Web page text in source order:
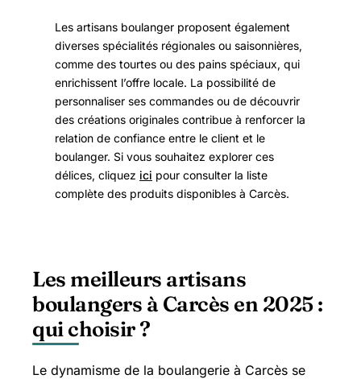
Les artisans boulanger proposent également
diverses spécialités régionales ou saisonnières,
comme des tourtes ou des pains spéciaux, qui
enrichissent l’offre locale. La possibilité de
personnaliser ses commandes ou de découvrir
des créations originales contribue à renforcer la
relation de confiance entre le client et le
boulanger. Si vous souhaitez explorer ces
délices, cliquez ici pour consulter la liste
complète des produits disponibles à Carcès.
Les meilleurs artisans
boulangers à Carcès en 2025 :
qui choisir ?
Le dynamisme de la boulangerie à Carcès se